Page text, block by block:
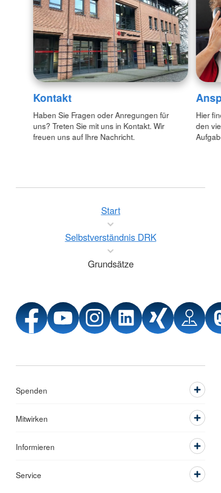
Kontakt
Haben Sie Fragen oder Anregungen für
uns? Treten Sie mit uns in Kontakt. Wir
freuen uns auf Ihre Nachricht.
Hier
den
Start
Selbstverständnis DRK
Grundsätze
Spenden
Mitwirken
Informieren
Service